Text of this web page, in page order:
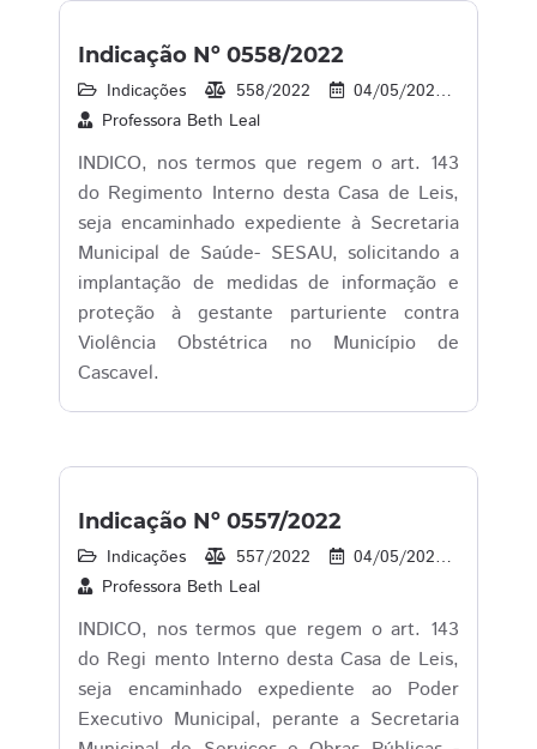
Indicação Nº 0558/2022
Indicações 558/2022 04/05/2022
Professora Beth Leal
INDICO, nos termos que regem o art. 143
do Regimento Interno desta Casa de Leis,
seja encaminhado expediente à Secretaria
Municipal de Saúde- SESAU, solicitando a
implantação de medidas de informação e
proteção à gestante parturiente contra
Violência Obstétrica no Município de
Cascavel.
Indicação Nº 0557/2022
Indicações 557/2022 04/05/2022
Professora Beth Leal
INDICO, nos termos que regem o art. 143
do Regi mento Interno desta Casa de Leis,
seja encaminhado expediente ao Poder
Executivo Municipal, perante a Secretaria